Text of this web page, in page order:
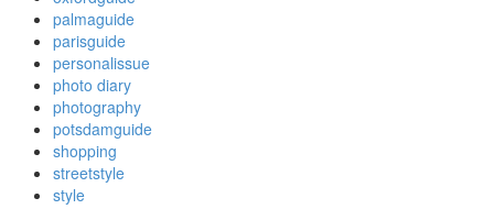
palmaguide
parisguide
personalissue
photo diary
photography
potsdamguide
shopping
streetstyle
style